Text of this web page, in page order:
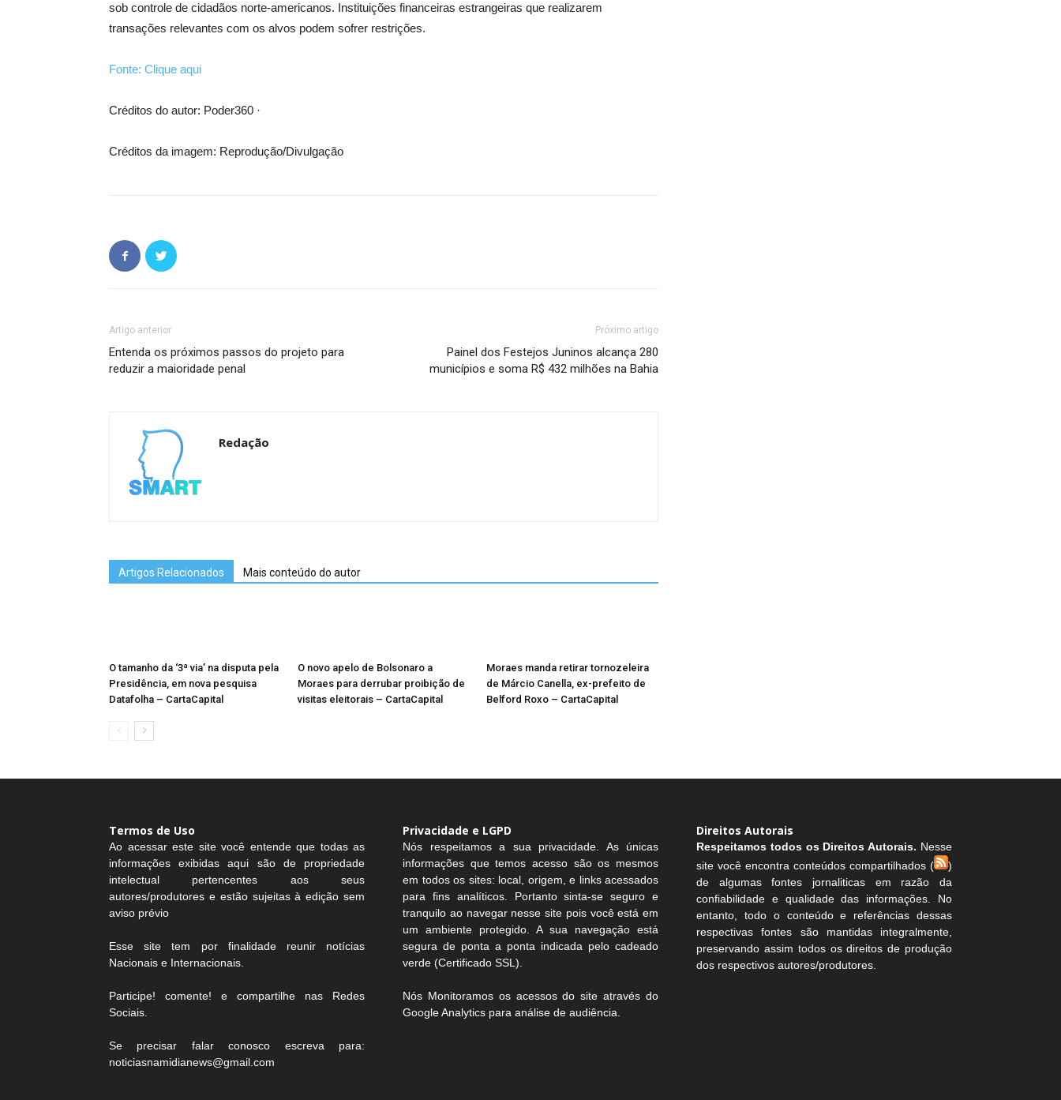
sob controle de cidadãos norte-americanos. Instituições financeiras estrangeiras que realizarem
transações relevantes com os alvos podem sofrer restrições.
Fonte: Clique aqui
Créditos do autor: Poder360 ·
Créditos da imagem: Reprodução/Divulgação
Artigo anterior
Entenda os próximos passos do projeto para
reduzir a maioridade penal
Próximo artigo
Painel dos Festejos Juninos alcança 280
municípios e soma R$ 432 milhões na Bahia
Redação
Artigos Relacionados Mais conteúdo do autor
O tamanho da ‘3ª via’ na disputa pela
Presidência, em nova pesquisa
Datafolha – CartaCapital
O novo apelo de Bolsonaro a
Moraes para derrubar proibição de
visitas eleitorais – CartaCapital
Moraes manda retirar tornozeleira
de Márcio Canella, ex-prefeito de
Belford Roxo – CartaCapital
Termos de Uso
Ao acessar este site você entende que todas as
informações exibidas aqui são de propriedade
intelectual pertencentes aos seus
autores/produtores e estão sujeitas à edição sem
aviso prévio
Esse site tem por finalidade reunir notícias
Nacionais e Internacionais.
Participe! comente! e compartilhe nas Redes
Sociais.
Se precisar falar conosco escreva para:
noticiasnamidianews@gmail.com
Privacidade e LGPD
Nós respeitamos a sua privacidade. As únicas
informações que temos acesso são os mesmos
em todos os sites: local, origem, e links acessados
para fins analíticos. Portanto sinta-se seguro e
tranquilo ao navegar nesse site pois você está em
um ambiente protegido. A sua navegação está
segura de ponta a ponta indicada pelo cadeado
verde (Certificado SSL).
Nós Monitoramos os acessos do site através do
Google Analytics para análise de audiência.
Direitos Autorais
Respeitamos todos os Direitos Autorais. Nesse
site você encontra conteúdos compartilhados (
)
de algumas fontes jornaliticas em razão da
confiabilidade e qualidade das informações. No
entanto, todo o conteúdo e referências dessas
respectivas fontes são mantidas integralmente,
preservando assim todos os direitos de produção
dos respectivos autores/produtores.